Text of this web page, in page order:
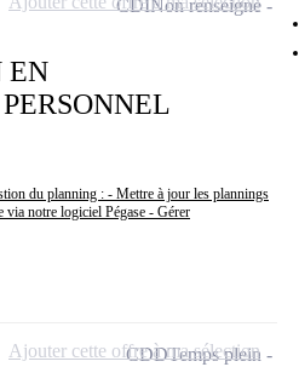
EN
du planning : - Mettre à jour les plannings
via notre logiciel Pégase - Gérer
CDINon renseigné
CDDTemps plein
Ajouter cette offre à ma sélection